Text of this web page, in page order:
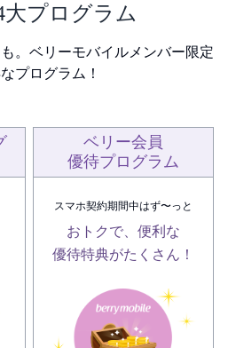
プログラム
。ベリーモバイルメンバー限定
プログラム！
ベリー会員
優待プログラム
スマホ契約期間中はず〜っと
おトクで、便利な
優待特典がたくさん！